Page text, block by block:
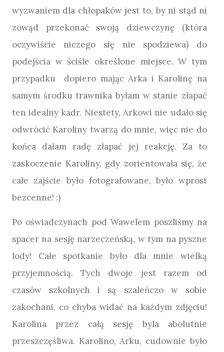
wyzwaniem dla chłopaków jest to, by ni stąd ni
zowąd przekonać swoją dziewczynę (która
oczywiście niczego się nie spodziewa) do
podejścia w ściśle określone miejsce. W tym
przypadku dopiero mając Arka i Karolinę na
samym środku trawnika byłam w stanie złapać
ten idealny kadr. Niestety, Arkowi nie udało się
odwrócić Karoliny twarzą do mnie, więc nie do
końca dałam radę złapać jej reakcję. Za to
zaskoczenie Karoliny, gdy zorientowała się, że
całe zajście było fotografowane, było wprost
bezcenne! :)
Po oświadczynach pod Wawelem poszliśmy na
spacer na sesję narzeczeńską, w tym na pyszne
lody! Całe spotkanie było dla mnie wielką
przyjemnością. Tych dwoje jest razem od
czasów szkolnych i są szaleńczo w sobie
zakochani, co chyba widać na każdym zdjęciu!
Karolina przez całą sesję byla abolutnie
przeszczęśliwa. Karolino, Arku, cudownie było